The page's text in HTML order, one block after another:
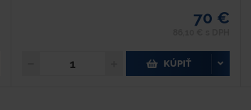
70 €
KÚPIŤ